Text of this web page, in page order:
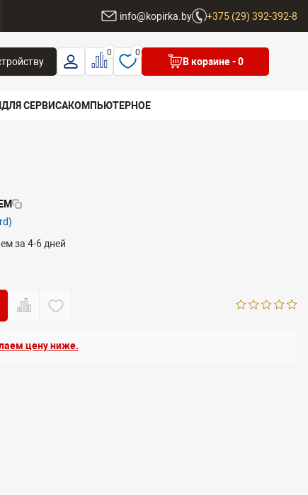
info@kopirka.by +375 (29) 392-392-8
0 0
В корзине- 0
ДЛЯ СЕРВИСАКОМПЬЮТЕРНОЕ
за 4-6 дней
цену ниже.